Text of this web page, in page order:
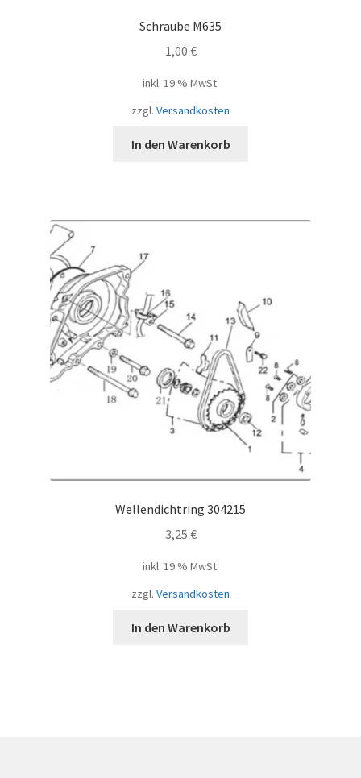
Schraube M635
1,00 €
inkl. 19 % MwSt.
zzgl. Versandkosten
In den Warenkorb
Wellendichtring 304215
3,25 €
inkl. 19 % MwSt.
zzgl. Versandkosten
In den Warenkorb